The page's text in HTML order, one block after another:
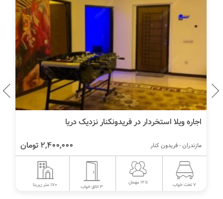
اجاره ویلا استخردار در فریدونکنار نزدیک دریا
2,400,000 تومان مازندران - فریدون کنار
7 تخت خواب تا 12 مهمان
3 اتاق خواب 170 متر زیربنا